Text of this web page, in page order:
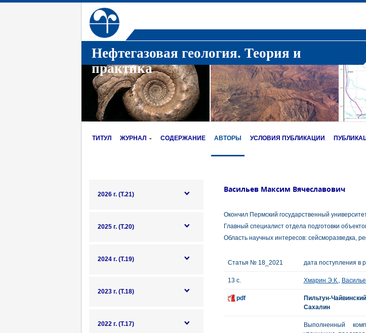
Нефтегазовая геология. Теория и
практика
ТИТУЛ ЖУРНАЛ СОДЕРЖАНИЕ АВТОРЫ УСЛОВИЯ ПУБЛИКАЦИИ
2026 г. (Т.21)
2025 г. (Т.20)
2024 г. (Т.19)
2023 г. (Т.18)
2022 г. (Т.17)
Васильев Максим Вячеславович
Окончил Пермский государственный
Главный специалист отдела подготовки
Область научных интересов: сейсморазведка,
Статья № 18_2021 дата поступления в
13 с. Хмарин Э.К.,
pdf
Пильтун-
Сахалин
Выполненный